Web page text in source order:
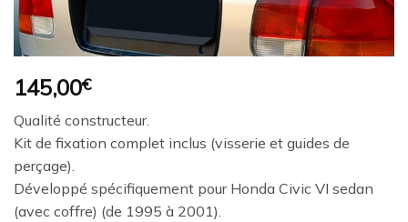
145,00€
Qualité constructeur.
Kit de fixation complet inclus (visserie et guides de
perçage).
Développé spécifiquement pour Honda Civic VI sedan
(avec coffre) (de 1995 à 2001).